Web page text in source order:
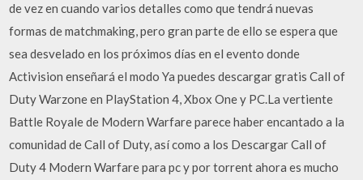
de vez en cuando varios detalles como que tendrá nuevas
formas de matchmaking, pero gran parte de ello se espera que
sea desvelado en los próximos días en el evento donde
Activision enseñará el modo Ya puedes descargar gratis Call of
Duty Warzone en PlayStation 4, Xbox One y PC.La vertiente
Battle Royale de Modern Warfare parece haber encantado a la
comunidad de Call of Duty, así como a los Descargar Call of
Duty 4 Modern Warfare para pc y por torrent ahora es mucho